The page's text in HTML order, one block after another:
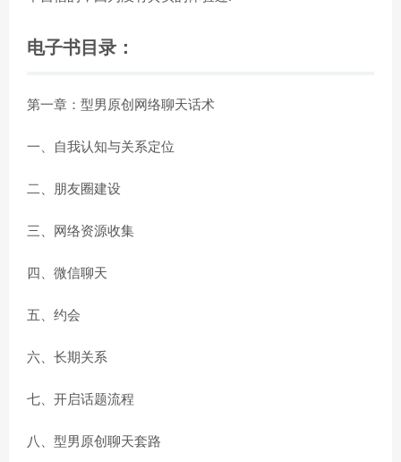
电子书目录：
第一章：型男原创网络聊天话术
一、自我认知与关系定位
二、朋友圈建设
三、网络资源收集
四、微信聊天
五、约会
六、长期关系
七、开启话题流程
八、型男原创聊天套路